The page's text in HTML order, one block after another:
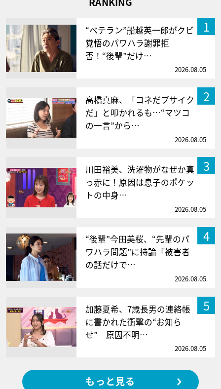
1
“ベテラン”船越英一郎がクビ
覚悟のパワハラ謝罪拒
否！“後輩”だけ…
2026.08.05
2
高橋真麻、「コネだブサイク
だ」と叩かれるも…“マツコ
の一言”から…
2026.08.05
3
川田裕美、洗濯物がなぜか真
っ赤に！原因は息子のポケッ
トの中身…
2026.08.05
4
“後輩”今田美桜、“先輩のパ
ワハラ問題”に持論「被害者
の話だけで…
2026.08.05
5
加藤夏希、7歳長男の連絡帳
に書かれた衝撃の“お知ら
せ” 原因不明…
2026.08.05
もっと見る